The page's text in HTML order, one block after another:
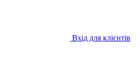
Вхід для клієнтів